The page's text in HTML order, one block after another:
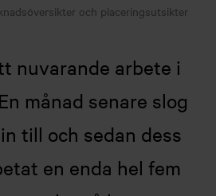
och placeringsutsikter
nuvarande arbete i
månad senare slog
till och sedan dess
en enda hel fem